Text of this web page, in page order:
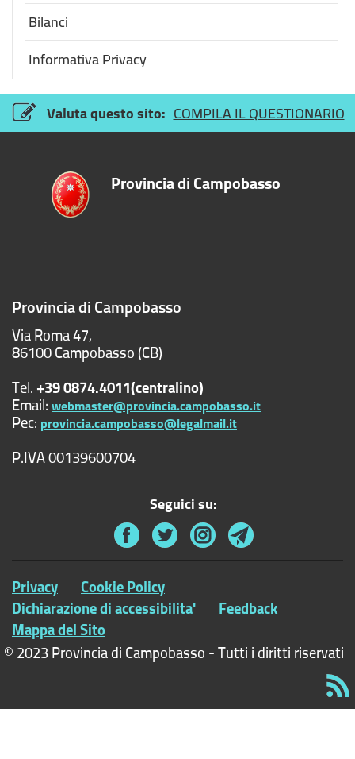
Bilanci
Informativa Privacy
Valuta questo sito: COMPILA IL QUESTIONARIO
ProvinciadiCampobasso
Provincia di Campobasso
Via Roma 47,
86100 Campobasso (CB)
Tel.+39 0874.4011(centralino)
Email:webmaster@provincia.campobasso.it
Pec: provincia.campobasso@legalmail.it
P.IVA 00139600704
Seguici su:
Privacy Cookie Policy
Dichiarazione di accessibilita' Feedback
Mappa del Sito
© 2023 Provincia di Campobasso - Tutti i diritti riservati